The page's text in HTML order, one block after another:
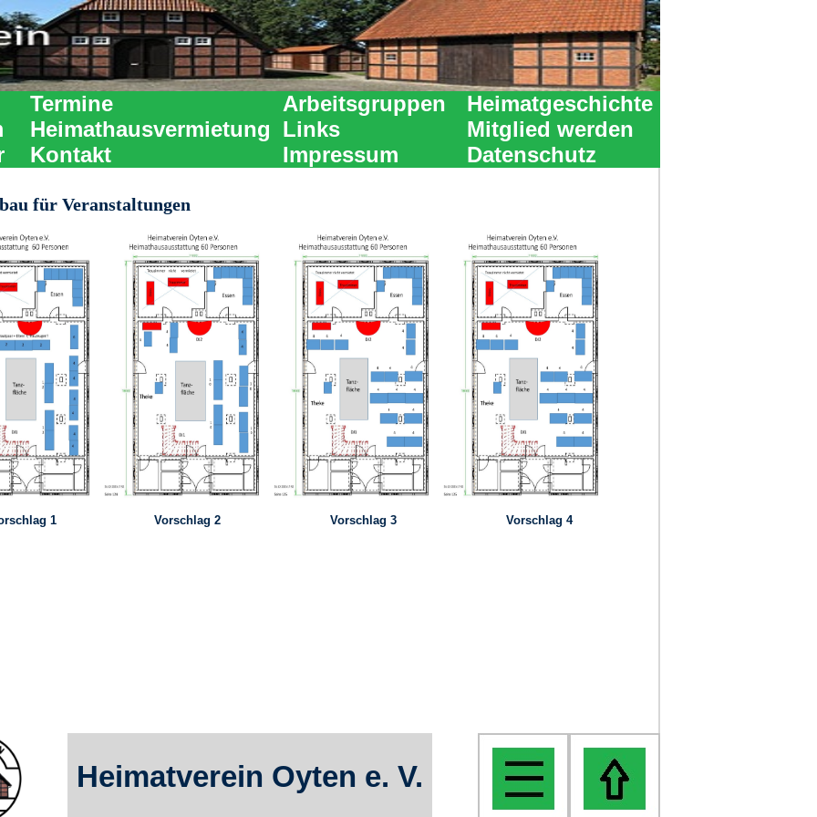
Termine Arbeitsgruppen
Heimatgeschichte
Heimathausvermietung Links
Mitglied werden
Kontakt Impressum Datenschutz
für Veranstaltungen
1 Vorschlag 2 Vorschlag 3 Vorschlag 4
Heimatverein Oyten e. V.